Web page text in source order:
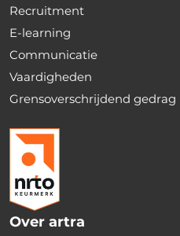
Recruitment
E-learning
Communicatie
Vaardigheden
Grensoverschrijdend gedrag
Over artra